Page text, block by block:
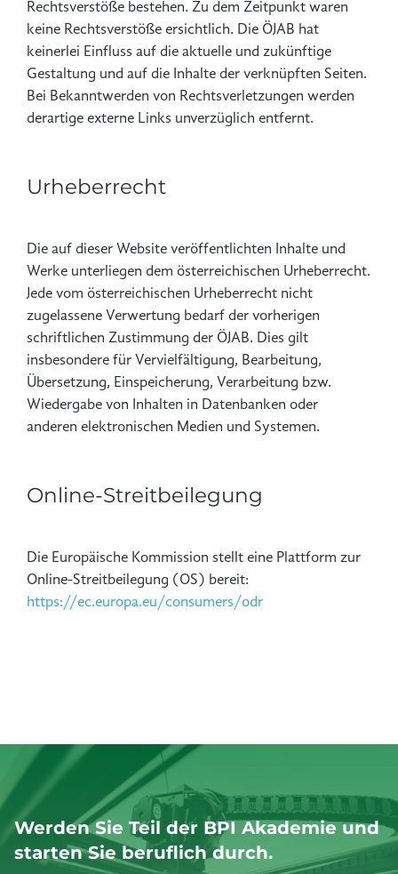
Rechtsverstöße bestehen. Zu dem Zeitpunkt waren
keine Rechtsverstöße ersichtlich. Die ÖJAB hat
keinerlei Einfluss auf die aktuelle und zukünftige
Gestaltung und auf die Inhalte der verknüpften Seiten.
Bei Bekanntwerden von Rechtsverletzungen werden
derartige externe Links unverzüglich entfernt.
Urheberrecht
Die auf dieser Website veröffentlichten Inhalte und
Werke unterliegen dem österreichischen Urheberrecht.
Jede vom österreichischen Urheberrecht nicht
zugelassene Verwertung bedarf der vorherigen
schriftlichen Zustimmung der ÖJAB. Dies gilt
insbesondere für Vervielfältigung, Bearbeitung,
Übersetzung, Einspeicherung, Verarbeitung bzw.
Wiedergabe von Inhalten in Datenbanken oder
anderen elektronischen Medien und Systemen.
Online-Streitbeilegung
Die Europäische Kommission stellt eine Plattform zur
Online-Streitbeilegung (OS) bereit:
https://ec.europa.eu/consumers/odr
Werden Sie Teil der BPI Akademie und
starten Sie beruflich durch.